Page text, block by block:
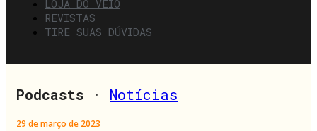
LOJA DO VÉIO
REVISTAS
TIRE SUAS DÚVIDAS
Podcasts · Notícias
29 de março de 2023